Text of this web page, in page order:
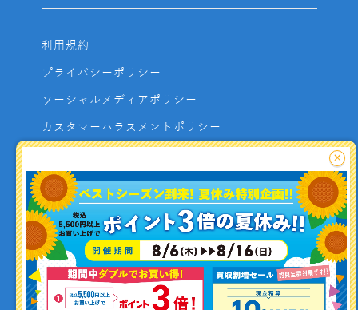
釣り情報を
投稿する
利用規約
プライバシーポリシー
ソーシャルメディアポリシー
カスタマーハラスメントポリシー
よくあるご質問
お問い合わせ
利用者資金の保全方法
×